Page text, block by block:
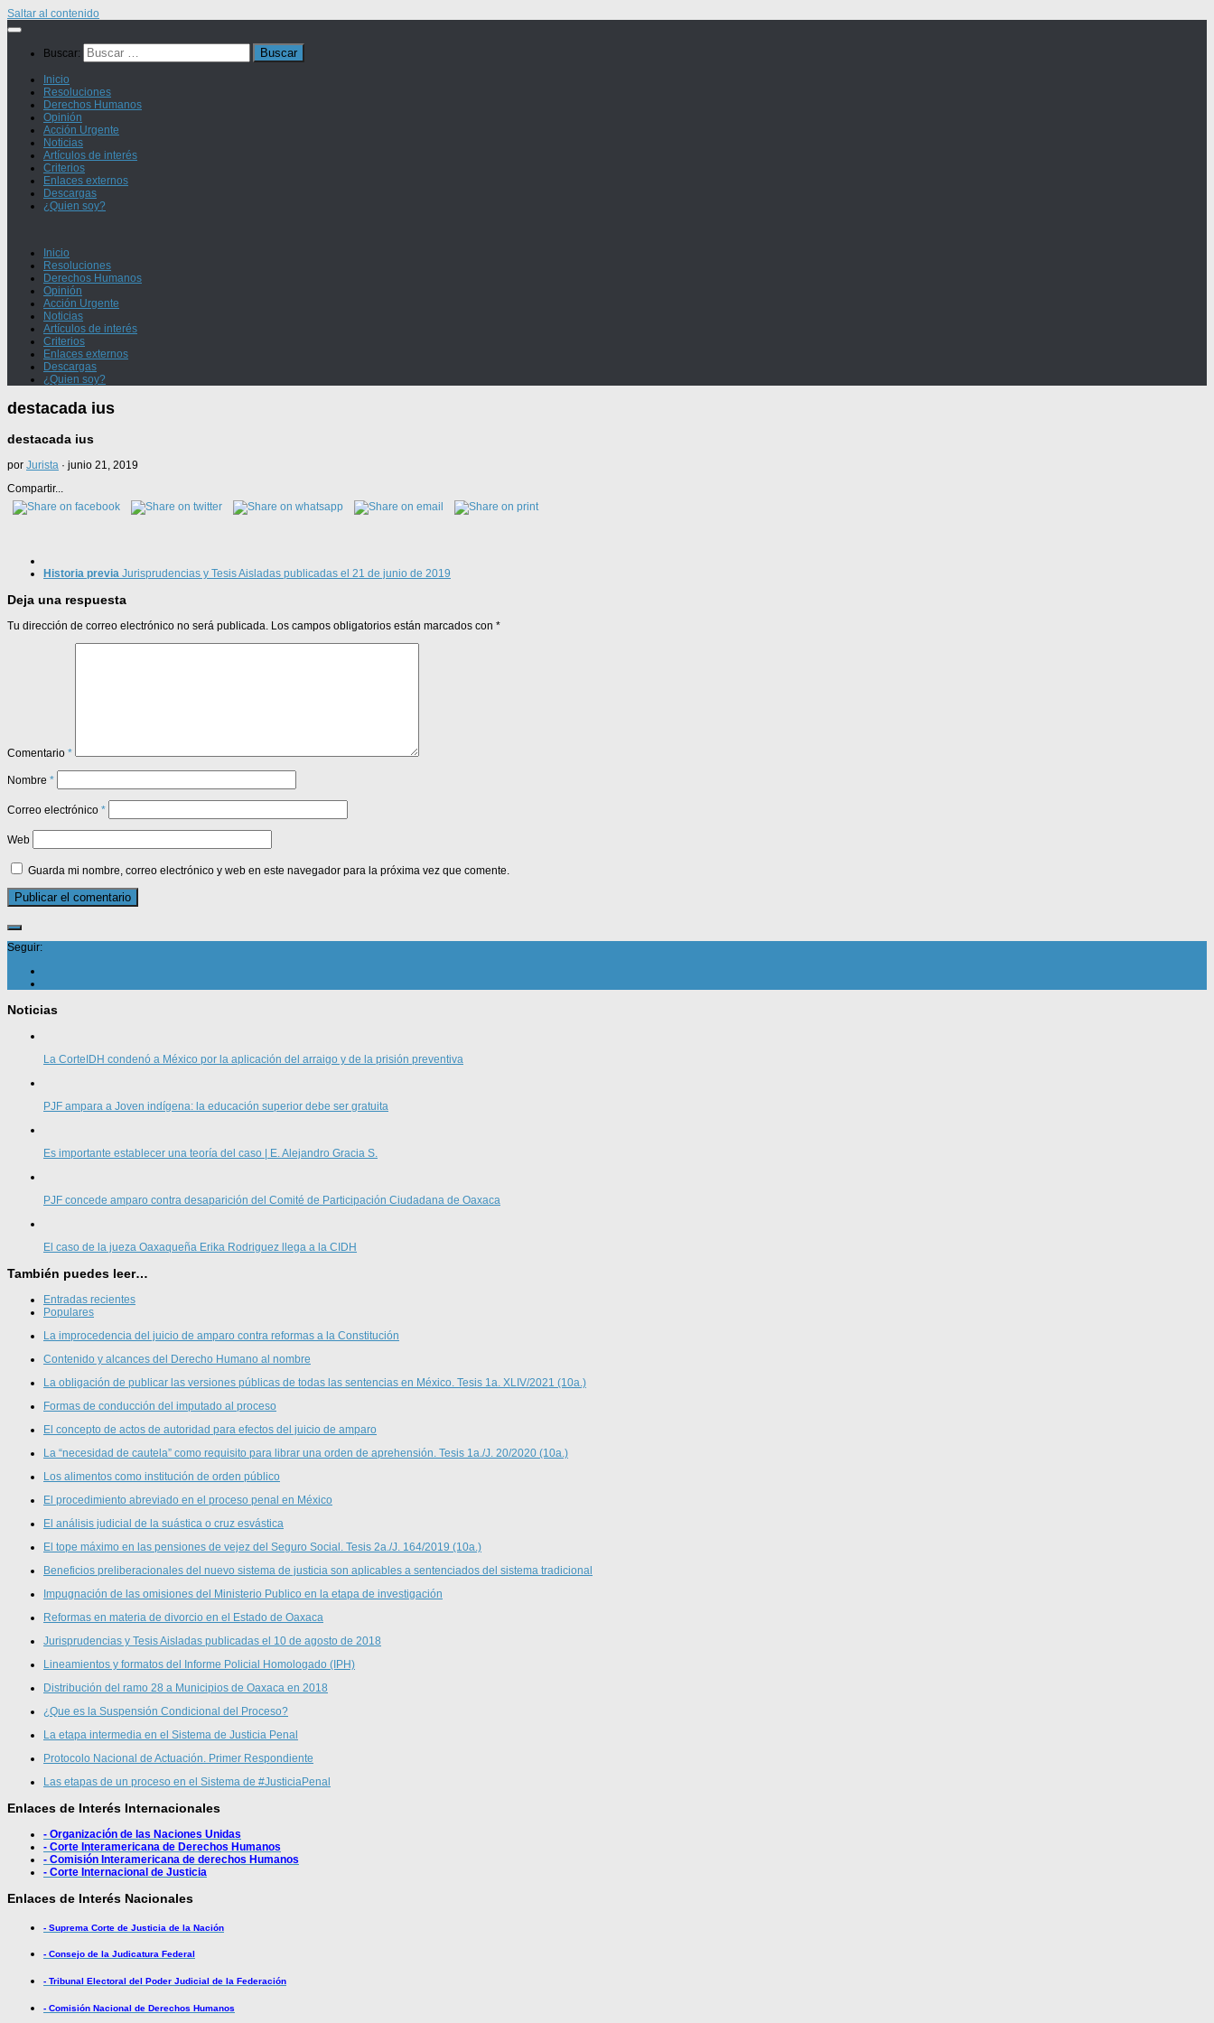
Saltar al contenido
Buscar:
Inicio
Resoluciones
Derechos Humanos
Opinión
Acción Urgente
Noticias
Artículos de interés
Criterios
Enlaces externos
Descargas
¿Quien soy?
Inicio
Resoluciones
Derechos Humanos
Opinión
Acción Urgente
Noticias
Artículos de interés
Criterios
Enlaces externos
Descargas
¿Quien soy?
destacada ius
destacada ius
por Jurista · junio 21, 2019
Compartir...
Historia previa Jurisprudencias y Tesis Aisladas publicadas el 21 de junio de 2019
Deja una respuesta
Tu dirección de correo electrónico no será publicada. Los campos obligatorios están marcados con *
Comentario *
Nombre *
Correo electrónico *
Web
Guarda mi nombre, correo electrónico y web en este navegador para la próxima vez que comente.
Seguir:
Noticias
La CorteIDH condenó a México por la aplicación del arraigo y de la prisión preventiva
PJF ampara a Joven indígena: la educación superior debe ser gratuita
Es importante establecer una teoría del caso | E. Alejandro Gracia S.
PJF concede amparo contra desaparición del Comité de Participación Ciudadana de Oaxaca
El caso de la jueza Oaxaqueña Erika Rodriguez llega a la CIDH
También puedes leer…
Entradas recientes
Populares
La improcedencia del juicio de amparo contra reformas a la Constitución
Contenido y alcances del Derecho Humano al nombre
La obligación de publicar las versiones públicas de todas las sentencias en México. Tesis 1a. XLIV/2021 (10a.)
Formas de conducción del imputado al proceso
El concepto de actos de autoridad para efectos del juicio de amparo
La “necesidad de cautela” como requisito para librar una orden de aprehensión. Tesis 1a./J. 20/2020 (10a.)
Los alimentos como institución de orden público
El procedimiento abreviado en el proceso penal en México
El análisis judicial de la suástica o cruz esvástica
El tope máximo en las pensiones de vejez del Seguro Social. Tesis 2a./J. 164/2019 (10a.)
Beneficios preliberacionales del nuevo sistema de justicia son aplicables a sentenciados del sistema tradicional
Impugnación de las omisiones del Ministerio Publico en la etapa de investigación
Reformas en materia de divorcio en el Estado de Oaxaca
Jurisprudencias y Tesis Aisladas publicadas el 10 de agosto de 2018
Lineamientos y formatos del Informe Policial Homologado (IPH)
Distribución del ramo 28 a Municipios de Oaxaca en 2018
¿Que es la Suspensión Condicional del Proceso?
La etapa intermedia en el Sistema de Justicia Penal
Protocolo Nacional de Actuación. Primer Respondiente
Las etapas de un proceso en el Sistema de #JusticiaPenal
Enlaces de Interés Internacionales
- Organización de las Naciones Unidas
- Corte Interamericana de Derechos Humanos
- Comisión Interamericana de derechos Humanos
- Corte Internacional de Justicia
Enlaces de Interés Nacionales
- Suprema Corte de Justicia de la Nación
- Consejo de la Judicatura Federal
- Tribunal Electoral del Poder Judicial de la Federación
- Comisión Nacional de Derechos Humanos